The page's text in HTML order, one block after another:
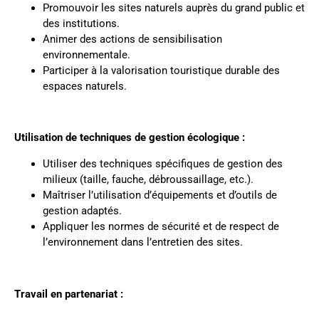
Promouvoir les sites naturels auprès du grand public et
des institutions.
Animer des actions de sensibilisation
environnementale.
Participer à la valorisation touristique durable des
espaces naturels.
Utilisation de techniques de gestion écologique :
Utiliser des techniques spécifiques de gestion des
milieux (taille, fauche, débroussaillage, etc.).
Maîtriser l’utilisation d’équipements et d’outils de
gestion adaptés.
Appliquer les normes de sécurité et de respect de
l’environnement dans l’entretien des sites.
Travail en partenariat :